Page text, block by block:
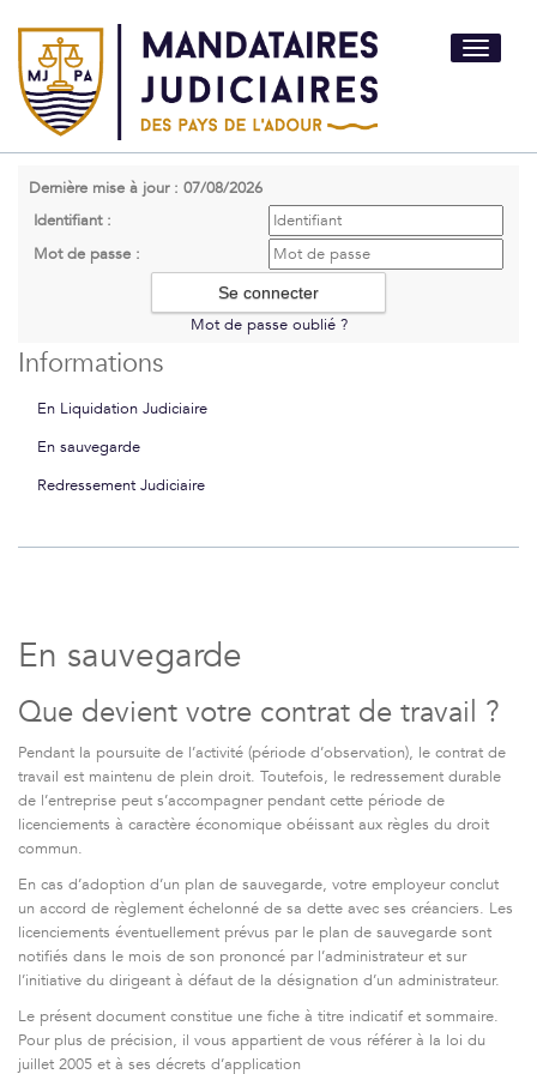
Toggle
Dernière mise à jour : 07/08/2026
Identifiant :
Mot de passe :
Mot de passe oublié ?
Informations
En Liquidation Judiciaire
En sauvegarde
Redressement Judiciaire
En sauvegarde
Que devient votre contrat de travail ?
Pendant la poursuite de l’activité (période d’observation), le contrat de
travail est maintenu de plein droit. Toutefois, le redressement durable
de l’entreprise peut s’accompagner pendant cette période de
licenciements à caractère économique obéissant aux règles du droit
commun.
En cas d’adoption d’un plan de sauvegarde, votre employeur conclut
un accord de règlement échelonné de sa dette avec ses créanciers. Les
licenciements éventuellement prévus par le plan de sauvegarde sont
notifiés dans le mois de son prononcé par l’administrateur et sur
l’initiative du dirigeant à défaut de la désignation d’un administrateur.
Le présent document constitue une fiche à titre indicatif et sommaire.
Pour plus de précision, il vous appartient de vous référer à la loi du
juillet 2005 et à ses décrets d’application